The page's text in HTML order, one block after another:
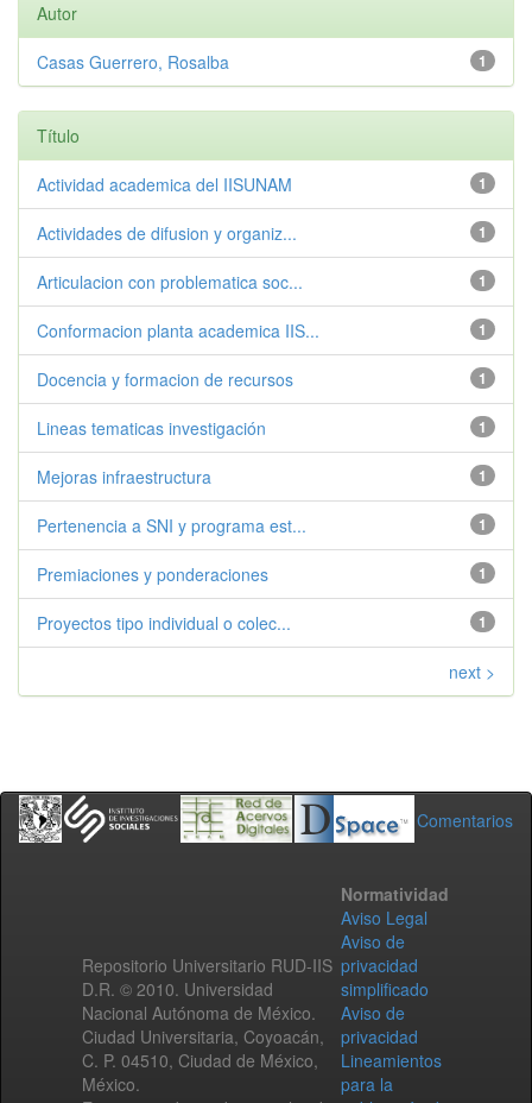
Autor
1
Casas Guerrero, Rosalba
Título
1
Actividad academica del IISUNAM
1
Actividades de difusion y organiz...
1
Articulacion con problematica soc...
1
Conformacion planta academica IIS...
1
Docencia y formacion de recursos
1
Lineas tematicas investigación
1
Mejoras infraestructura
1
Pertenencia a SNI y programa est...
1
Premiaciones y ponderaciones
1
Proyectos tipo individual o colec...
next >
Comentarios
Repositorio Universitario RUD-IIS
D.R. © 2010. Universidad
Nacional Autónoma de México.
Ciudad Universitaria, Coyoacán,
C. P. 04510, Ciudad de México,
México.
Normatividad
Aviso Legal
Aviso de
privacidad
simplificado
Aviso de
privacidad
Lineamientos
para la